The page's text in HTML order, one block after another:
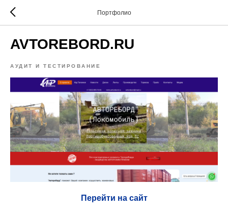
Портфолио
AVTOREBORD.RU
АУДИТ И ТЕСТИРОВАНИЕ
Перейти на сайт